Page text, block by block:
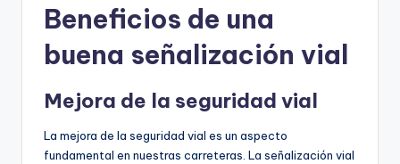
Beneficios de una
buena señalización vial
Mejora de la seguridad vial
La mejora de la seguridad vial es un aspecto
fundamental en nuestras carreteras. La señalización vial